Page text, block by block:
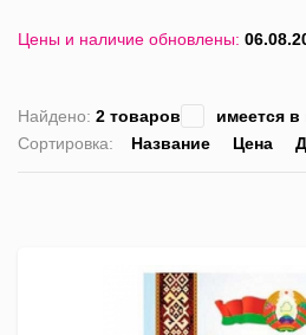
Цены и наличие обновлены:
Найдено: 2 товаров
имеется в
Сортировка:
Название Цена